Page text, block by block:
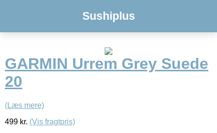
Sushiplus
GARMIN Urrem Grey Suede
20
(Læs mere)
499 kr. (Vis fragtpris)